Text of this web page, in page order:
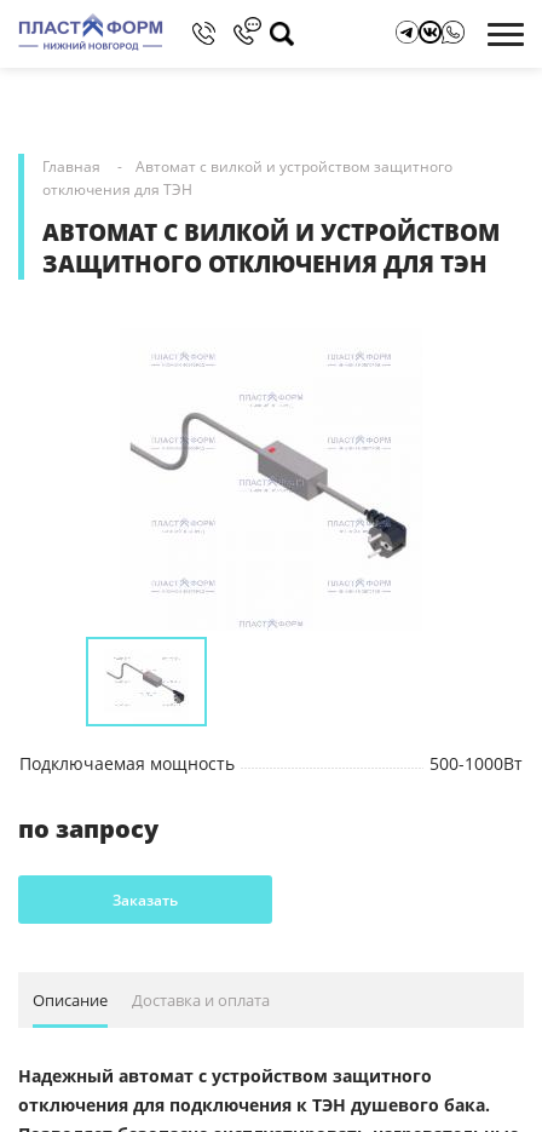
Главная
Автомат с вилкой и устройством защитного
отключения для ТЭН
АВТОМАТ С ВИЛКОЙ И УСТРОЙСТВОМ
ЗАЩИТНОГО ОТКЛЮЧЕНИЯ ДЛЯ ТЭН
Подключаемая мощность 500-1000Вт
по запросу
Заказать
Описание Доставка и оплата
Надежный автомат с устройством защитного
отключения для подключения к ТЭН душевого бака.